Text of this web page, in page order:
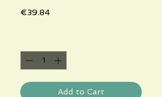
€39.84Price
Add to Cart